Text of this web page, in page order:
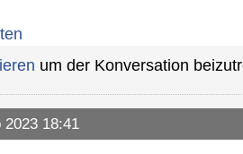
um der Konversation
2023 18:41